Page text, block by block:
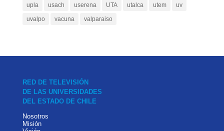
upla
usach userena UTA utalca utem
uv
uvalpo
vacuna valparaiso
RED DE TELEVISIÓN
DE LAS UNIVERSIDADES
DEL ESTADO DE CHILE
Nosotros
Misión